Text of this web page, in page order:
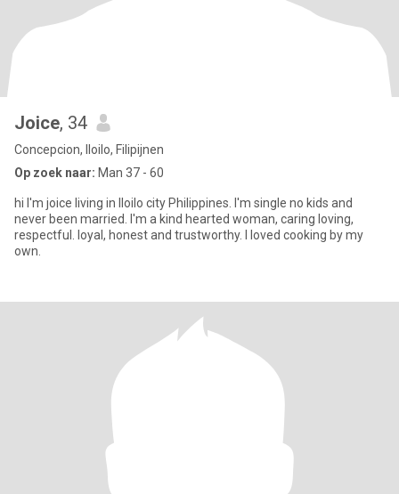
Joice, 34
Concepcion, Iloilo, Filipijnen
Op zoek naar: Man 37 - 60
hi I'm joice living in Iloilo city Philippines. I'm single no kids and
never been married. I'm a kind hearted woman, caring loving,
respectful. loyal, honest and trustworthy. I loved cooking by my
own.